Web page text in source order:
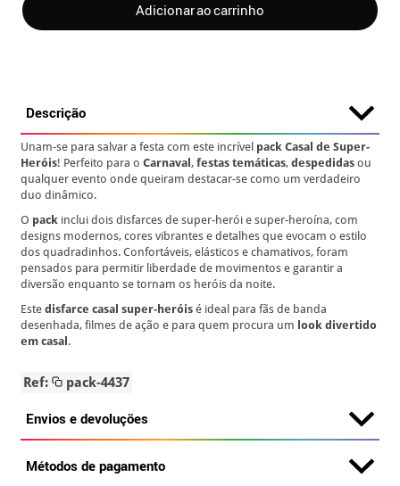
Adicionar ao carrinho
Descrição
Unam-se para salvar a festa com este incrível pack Casal de Super-
Heróis! Perfeito para oCarnaval, festas temáticas,despedidas ou
qualquer evento onde queiram destacar-se como um verdadeiro
duo dinâmico.
O pack inclui dois disfarces de super-herói e super-heroína, com
designs modernos, cores vibrantes e detalhes que evocam o estilo
dos quadradinhos. Confortáveis, elásticos e chamativos, foram
pensados para permitir liberdade de movimentos e garantir a
diversão enquanto se tornam os heróis da noite.
Estedisfarce casal super-heróis é ideal para fãs de banda
desenhada, filmes de ação e para quem procura um look divertido
em casal .
Ref: pack-4437
Envios e devoluções
Métodos de pagamento